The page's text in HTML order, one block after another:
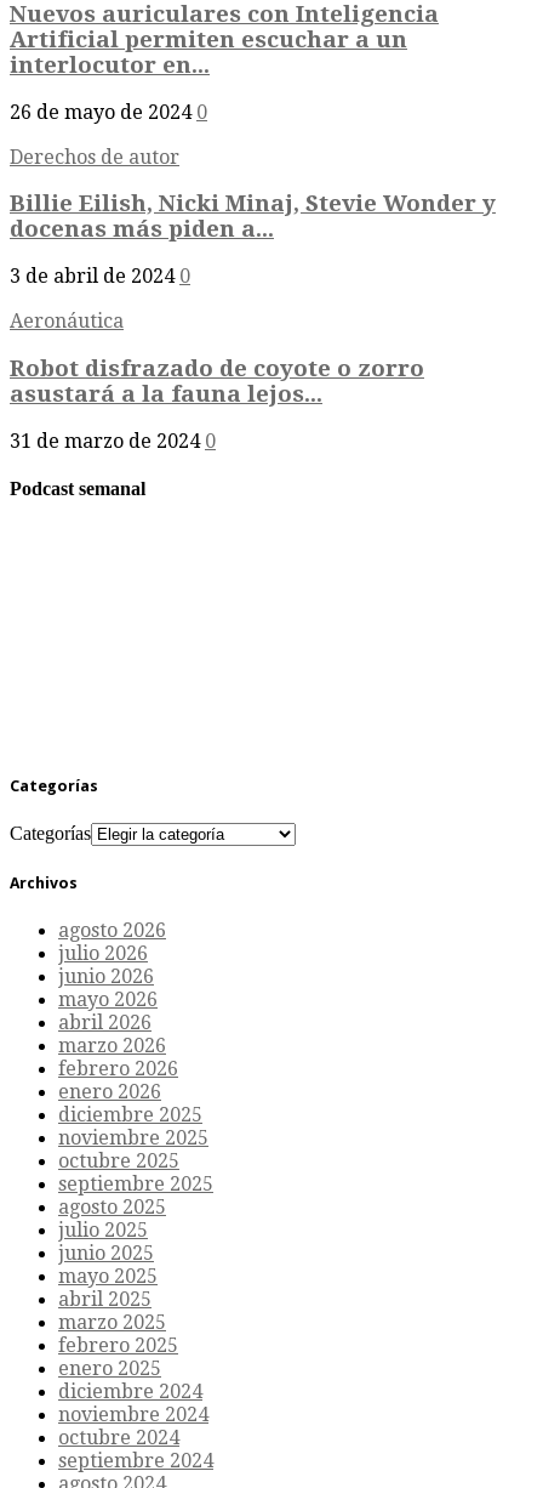
Nuevos auriculares con Inteligencia
Artificial permiten escuchar a un
interlocutor en...
26 de mayo de 2024 0
Derechos de autor
Billie Eilish, Nicki Minaj, Stevie Wonder y
docenas más piden a...
3 de abril de 2024 0
Aeronáutica
Robot disfrazado de coyote o zorro
asustará a la fauna lejos...
31 de marzo de 2024 0
Podcast semanal
Categorías
Categorías
Archivos
agosto 2026
julio 2026
junio 2026
mayo 2026
abril 2026
marzo 2026
febrero 2026
enero 2026
diciembre 2025
noviembre 2025
octubre 2025
septiembre 2025
agosto 2025
julio 2025
junio 2025
mayo 2025
abril 2025
marzo 2025
febrero 2025
enero 2025
diciembre 2024
noviembre 2024
octubre 2024
septiembre 2024